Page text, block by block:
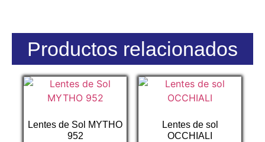
Productos relacionados
Lentes de Sol MYTHO
952
Lentes de sol
OCCHIALI